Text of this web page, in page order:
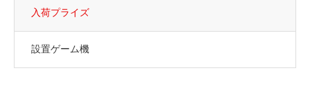
入荷プライズ
設置ゲーム機